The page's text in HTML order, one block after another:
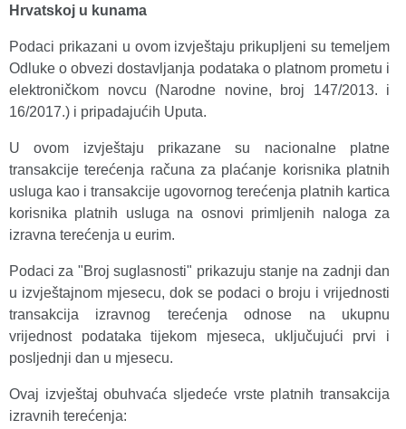
Hrvatskoj u kunama
Podaci prikazani u ovom izvještaju prikupljeni su temeljem
Odluke o obvezi dostavljanja podataka o platnom prometu i
elektroničkom novcu (Narodne novine, broj 147/2013. i
16/2017.) i pripadajućih Uputa.
U ovom izvještaju prikazane su nacionalne platne
transakcije terećenja računa za plaćanje korisnika platnih
usluga kao i transakcije ugovornog terećenja platnih kartica
korisnika platnih usluga na osnovi primljenih naloga za
izravna terećenja u eurim.
Podaci za "Broj suglasnosti" prikazuju stanje na zadnji dan
u izvještajnom mjesecu, dok se podaci o broju i vrijednosti
transakcija izravnog terećenja odnose na ukupnu
vrijednost podataka tijekom mjeseca, uključujući prvi i
posljednji dan u mjesecu.
Ovaj izvještaj obuhvaća sljedeće vrste platnih transakcija
izravnih terećenja: